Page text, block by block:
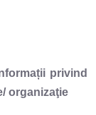
privind
organizaţie